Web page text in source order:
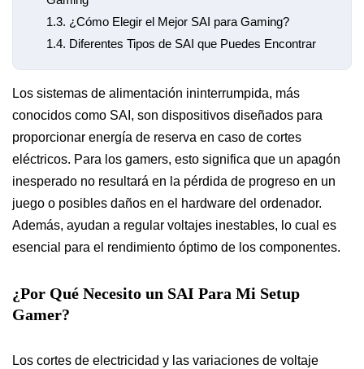
1.3. ¿Cómo Elegir el Mejor SAI para Gaming?
1.4. Diferentes Tipos de SAI que Puedes Encontrar
Los sistemas de alimentación ininterrumpida, más
conocidos como SAI, son dispositivos diseñados para
proporcionar energía de reserva en caso de cortes
eléctricos. Para los gamers, esto significa que un apagón
inesperado no resultará en la pérdida de progreso en un
juego o posibles daños en el hardware del ordenador.
Además, ayudan a regular voltajes inestables, lo cual es
esencial para el rendimiento óptimo de los componentes.
¿Por Qué Necesito un SAI Para Mi Setup
Gamer?
Los cortes de electricidad y las variaciones de voltaje